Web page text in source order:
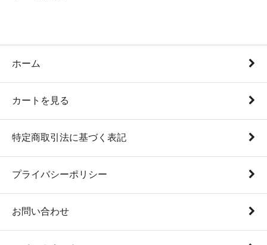
ホーム
カートを見る
特定商取引法に基づく表記
プライバシーポリシー
お問い合わせ